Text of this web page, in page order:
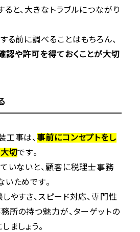
と、大きなトラブルにつながり
る前に調べることはもちろん、
認や許可を得ておくことが大切
工事は、 事前にコンセプトをし
切です。
いないと、顧客に税理士事務
ためです。
やすさ、スピード対応、専門性
所の持つ魅力が、ターゲットの
ましょう。